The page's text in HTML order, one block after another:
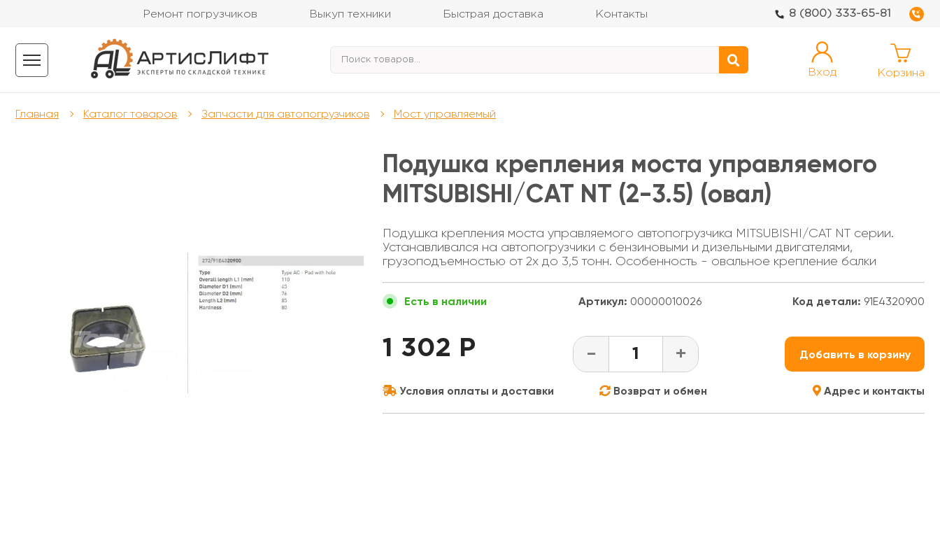
Ремонт погрузчиков Выкуп техники Быстрая доставка Контакты 8 (800) 333-65-81
Вход Корзина
Главная Каталог товаров Запчасти для автопогрузчиков Мост управляемый
Подушка крепления моста управляемого
MITSUBISHI/CAT NT (2-3.5) (овал)
Подушка крепления моста управляемого автопогрузчика MITSUBISHI/CAT NT серии.
Устанавливался на автопогрузчики с бензиновыми и дизельными двигателями,
грузоподъемностью от 2х до 3,5 тонн. Особенность - овальное крепление балки
Есть в наличии Артикул: 00000010026 Код детали: 91E4320900
1 302 Р - + Добавить в корзину
Условия оплаты и доставки Возврат и обмен Адрес и контакты